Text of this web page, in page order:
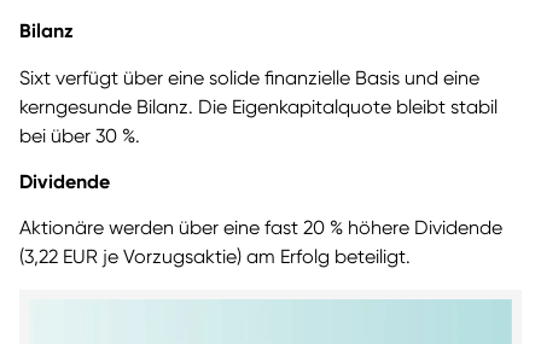
Bilanz
Sixt verfügt über eine solide finanzielle Basis und eine
kerngesunde Bilanz. Die Eigenkapitalquote bleibt stabil
bei über 30 %.
Dividende
Aktionäre werden über eine fast 20 % höhere Dividende
(3,22 EUR je Vorzugsaktie) am Erfolg beteiligt.